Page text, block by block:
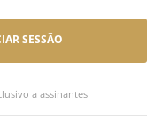
SESSÃO
a assinantes